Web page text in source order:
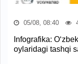
05/08, 08:40
Infografika:
oylaridagi tashqi